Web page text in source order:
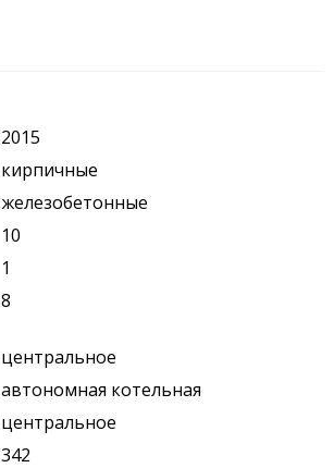
2015
кирпичные
железобетонные
10
1
8
центральное
автономная котельная
центральное
342